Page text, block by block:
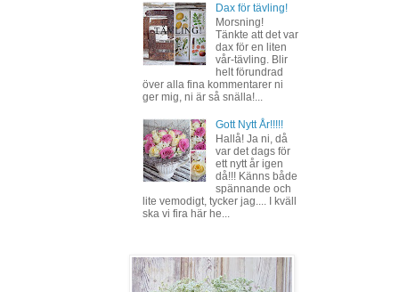
Dax för tävling!
Morsning!
Tänkte att det var
dax för en liten
vår-tävling. Blir
helt förundrad
över alla fina kommentarer ni
ger mig, ni är så snälla!...
Gott Nytt År!!!!!
Hallå! Ja ni, då
var det dags för
ett nytt år igen
då!!! Känns både
spännande och
lite vemodigt, tycker jag.... I kväll
ska vi fira här he...